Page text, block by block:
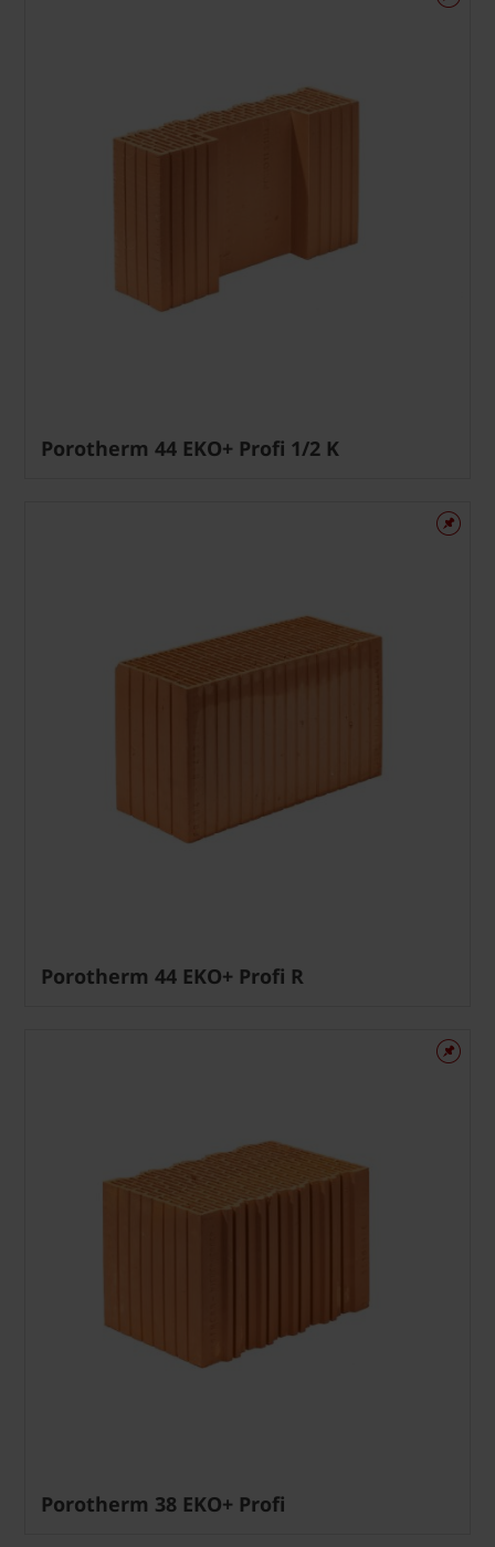
Porotherm 44 EKO+ Profi 1/2 K
Porotherm 44 EKO+ Profi R
Porotherm 38 EKO+ Profi